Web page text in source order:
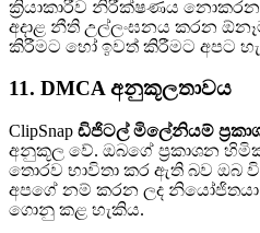
ක්‍රියාකාරීව නිරීක්ෂණය
අදාළ නීති උල්ලංඝනය කරන
කිරීමට හෝ ඉවත් කිරීමට අපට
11. DMCA අනුකූලතාවය
ClipSnap ඩිජිටල් මිලේනියම්
අනුකූල වේ. ඔබගේ ප්‍රකාශන
තොරව භාවිතා කර ඇති බව ඔබ
අපගේ නම් කරන ලද
ගොනු කළ හැකිය.